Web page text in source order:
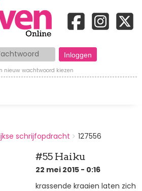
nieuw wachtwoord kiezen
schrijfopdracht 127556
#55 Haiku
22 mei 2015 - 0:16
krassende kraaien laten zich